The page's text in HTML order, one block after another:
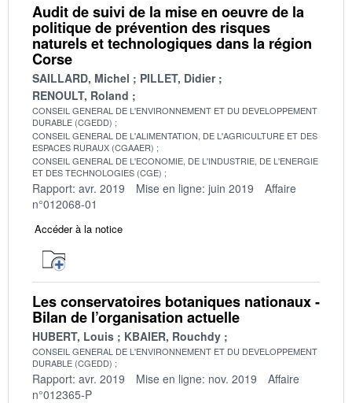
Audit de suivi de la mise en oeuvre de la
politique de prévention des risques
naturels et technologiques dans la région
Corse
SAILLARD, Michel
PILLET, Didier
RENOULT, Roland
CONSEIL GENERAL DE L'ENVIRONNEMENT ET DU DEVELOPPEMENT
DURABLE (CGEDD)
CONSEIL GENERAL DE L'ALIMENTATION, DE L'AGRICULTURE ET DES
ESPACES RURAUX (CGAAER)
CONSEIL GENERAL DE L'ECONOMIE, DE L'INDUSTRIE, DE L'ENERGIE
ET DES TECHNOLOGIES (CGE)
Rapport: avr. 2019 Mise en ligne: juin 2019
Affaire
n°012068-01
Accéder à la notice
Les conservatoires botaniques nationaux -
Bilan de l’organisation actuelle
HUBERT, Louis KBAIER, Rouchdy
CONSEIL GENERAL DE L'ENVIRONNEMENT ET DU DEVELOPPEMENT
DURABLE (CGEDD)
Rapport: avr. 2019 Mise en ligne: nov. 2019
Affaire
n°012365-P